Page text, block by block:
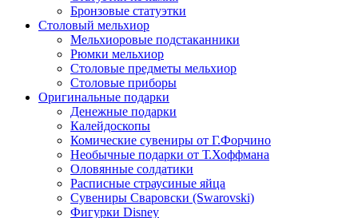
Бронзовые статуэтки
Столовый мельхиор
Мельхиоровые подстаканники
Рюмки мельхиор
Столовые предметы мельхиор
Столовые приборы
Оригинальные подарки
Денежные подарки
Калейдоскопы
Комические сувениры от Г.Форчино
Необычные подарки от Т.Хоффмана
Оловянные солдатики
Расписные страусиные яйца
Сувениры Сваровски (Swarovski)
Фигурки Disney